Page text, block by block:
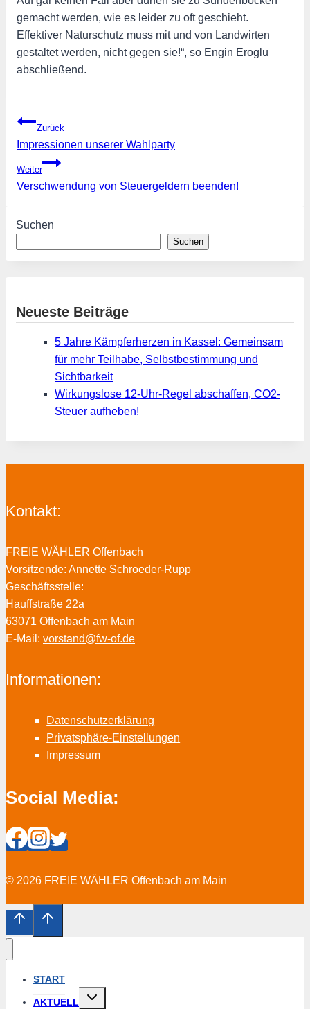
gemacht werden, wie es leider zu oft geschieht.
Effektiver Naturschutz muss mit und von Landwirten
gestaltet werden, nicht gegen sie!“, so Engin Eroglu
abschließend.
Beitragsnavigation
Zurück
Impressionen unserer Wahlparty
Weiter
Verschwendung von Steuergeldern beenden!
Suchen
Suchen
Neueste Beiträge
5 Jahre Kämpferherzen in Kassel: Gemeinsam
für mehr Teilhabe, Selbstbestimmung und
Sichtbarkeit
Wirkungslose 12-Uhr-Regel abschaffen, CO2-
Steuer aufheben!
Kontakt:
FREIE WÄHLER Offenbach
Vorsitzende: Annette Schroeder-Rupp
Geschäftsstelle:
Hauffstraße 22a
63071 Offenbach am Main
E-Mail: vorstand@fw-of.de
Informationen:
Datenschutzerklärung
Privatsphäre-Einstellungen
Impressum
Social Media:
© 2026 FREIE WÄHLER Offenbach am Main
START
AKTUELL
Untermenü